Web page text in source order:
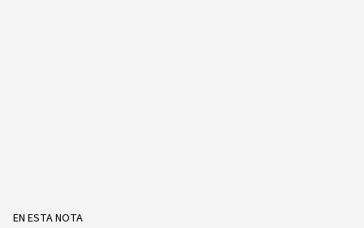
EN ESTA NOTA